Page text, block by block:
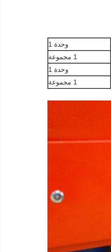
وحدة 1
1 مجموعة
وحدة 1
1 مجموعة